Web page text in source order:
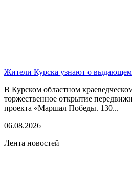
Жители Курска узнают о
В Курском областном
торжественное открытие
проекта «Маршал Победы. 130...
06.08.2026
Лента новостей